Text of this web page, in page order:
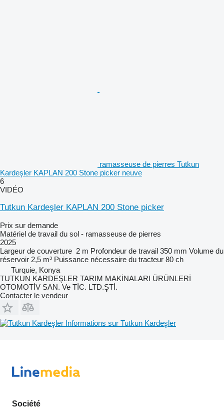
ramasseuse de pierres Tutkun
Kardeşler KAPLAN 200 Stone picker neuve
6
VIDÉO
Tutkun Kardeşler KAPLAN 200 Stone picker
Prix sur demande
Matériel de travail du sol - ramasseuse de pierres
2025
Largeur de couverture 2 m Profondeur de travail 350 mm Volume du
réservoir 2,5 m³ Puissance nécessaire du tracteur 80 ch
Turquie, Konya
TUTKUN KARDEŞLER TARIM MAKİNALARI ÜRÜNLERİ
OTOMOTİV SAN. Ve TİC. LTD.ŞTİ.
Contacter le vendeur
Informations sur Tutkun Kardeşler
Société